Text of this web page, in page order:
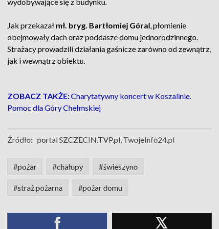
Jak przekazał mł. bryg. Bartłomiej Góral, płomienie
obejmowały dach oraz poddasze domu jednorodzinnego.
Strażacy prowadzili działania gaśnicze zarówno od zewnątrz,
jak i wewnątrz obiektu.
ZOBACZ TAKŻE:Charytatywny koncert w Koszalinie.
Pomoc dla Góry Chełmskiej
Źródło: portal SZCZECIN.TVP.pl, TwojeInfo24.pl
#pożar #chałupy #świeszyno
#straż pożarna #pożar domu